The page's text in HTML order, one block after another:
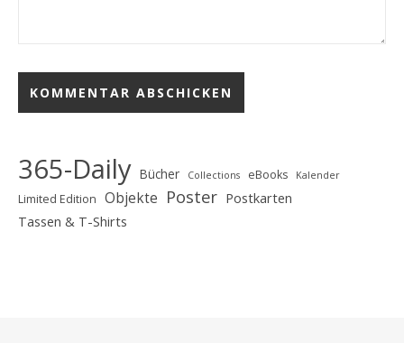
365-Daily Bücher Collections eBooks Kalender
Limited Edition Objekte Poster Postkarten
Tassen & T-Shirts